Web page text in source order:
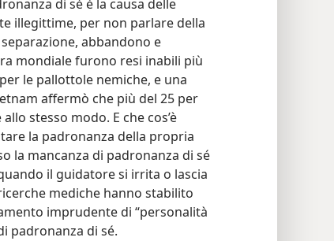
di sé è la causa delle
illegittime, per non parlare della
abbandono e
mondiale furono resi inabili più
le pallottole nemiche, e una
affermò che più del 25 per
stesso modo. E che cos’è
la padronanza della propria
la mancanza di padronanza di sé
il guidatore si irrita o lascia
mediche hanno stabilito
imprudente di “personalità
padronanza di sé.